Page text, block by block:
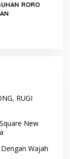
RUGI
New
Wajah